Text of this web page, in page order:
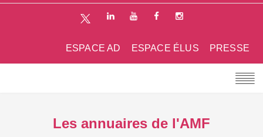
PRESSE
ESPACE ÉLUS
ESPACE AD
Les annuaires de l'AMF